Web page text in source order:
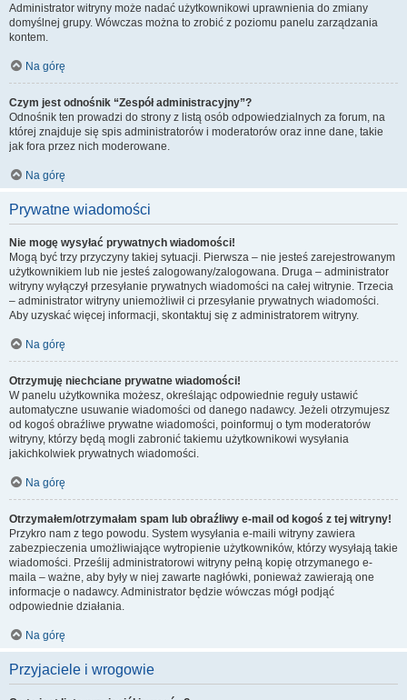
Administrator witryny może nadać użytkownikowi uprawnienia do zmiany
domyślnej grupy. Wówczas można to zrobić z poziomu panelu zarządzania
kontem.
Na górę
Czym jest odnośnik “Zespół administracyjny”?
Odnośnik ten prowadzi do strony z listą osób odpowiedzialnych za forum, na
której znajduje się spis administratorów i moderatorów oraz inne dane, takie
jak fora przez nich moderowane.
Na górę
Prywatne wiadomości
Nie mogę wysyłać prywatnych wiadomości!
Mogą być trzy przyczyny takiej sytuacji. Pierwsza – nie jesteś zarejestrowanym
użytkownikiem lub nie jesteś zalogowany/zalogowana. Druga – administrator
witryny wyłączył przesyłanie prywatnych wiadomości na całej witrynie. Trzecia
– administrator witryny uniemożliwił ci przesyłanie prywatnych wiadomości.
Aby uzyskać więcej informacji, skontaktuj się z administratorem witryny.
Na górę
Otrzymuję niechciane prywatne wiadomości!
W panelu użytkownika możesz, określając odpowiednie reguły ustawić
automatyczne usuwanie wiadomości od danego nadawcy. Jeżeli otrzymujesz
od kogoś obraźliwe prywatne wiadomości, poinformuj o tym moderatorów
witryny, którzy będą mogli zabronić takiemu użytkownikowi wysyłania
jakichkolwiek prywatnych wiadomości.
Na górę
Otrzymałem/otrzymałam spam lub obraźliwy e-mail od kogoś z tej witryny!
Przykro nam z tego powodu. System wysyłania e-maili witryny zawiera
zabezpieczenia umożliwiające wytropienie użytkowników, którzy wysyłają takie
wiadomości. Prześlij administratorowi witryny pełną kopię otrzymanego e-
maila – ważne, aby były w niej zawarte nagłówki, ponieważ zawierają one
informacje o nadawcy. Administrator będzie wówczas mógł podjąć
odpowiednie działania.
Na górę
Przyjaciele i wrogowie